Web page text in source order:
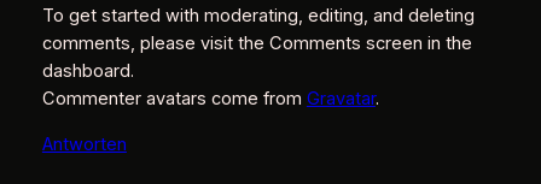
To get started with moderating, editing, and deleting
comments, please visit the Comments screen in the
dashboard.
Commenter avatars come from Gravatar.
Antworten